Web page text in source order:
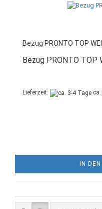
Bezug PRONTO TOP
Bezug PRONTO TOP
Lieferzeit:
IN